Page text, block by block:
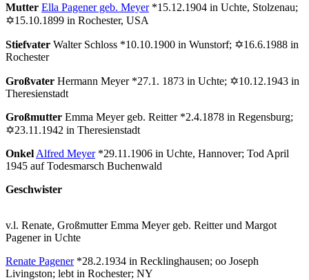
Mutter Ella Pagener geb. Meyer*15.12.1904 in Uchte, Stolzenau;
✡15.10.1899 in Rochester, USA
Stiefvater Walter Schloss *10.10.1900 in Wunstorf; ✡16.6.1988 in
Rochester
Großvater Hermann Meyer *27.1. 1873 in Uchte; ✡10.12.1943 in
Theresienstadt
Großmutter Emma Meyer geb. Reitter *2.4.1878 in Regensburg;
✡23.11.1942 in Theresienstadt
Onkel Alfred Meyer*29.11.1906 in Uchte, Hannover; Tod April
1945 auf Todesmarsch Buchenwald
Geschwister
v.l. Renate, Großmutter Emma Meyer geb. Reitter und Margot
Pagener in Uchte
Renate Pagener*28.2.1934 in Recklinghausen; oo Joseph
Livingston; lebt in Rochester; NY